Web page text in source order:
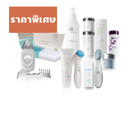
ราคาพิเศษ